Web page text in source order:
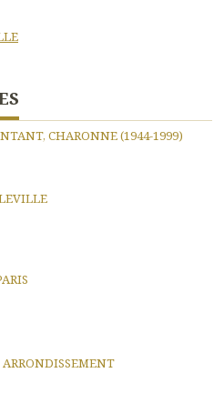
CHARONNE (1944-1999)
ARRONDISSEMENT